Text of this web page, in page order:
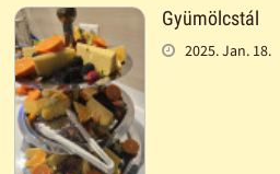
Gyümölcstál
2025. Jan. 18.